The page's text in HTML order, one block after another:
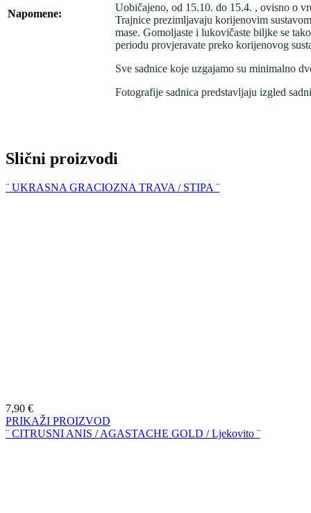
Napomene:
Uobičajeno, od 15.10. do 15.4. , ovisno o
Trajnice prezimljavaju korijenovim
mase. Gomoljaste i lukovičaste biljke se
periodu provjeravate preko korijenovog
Sve sadnice koje uzgajamo su minimalno
Fotografije sadnica predstavljaju izgled
Slični proizvodi
¨ UKRASNA GRACIOZNA TRAVA / STIPA ¨
7,90 €
PRIKAŽI PROIZVOD
¨ CITRUSNI ANIS / AGASTACHE GOLD / Ljekovito ¨